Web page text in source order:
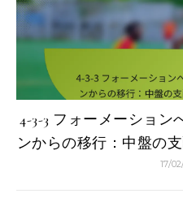
4-3-3 フォーメーション
ンからの移行：中盤の
17/